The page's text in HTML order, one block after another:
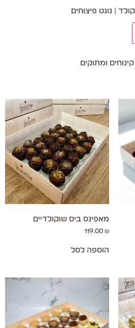
| נוגט פיצוחים
קינוחים ומתוקים
מאפינס ביס שוקולדיים
119.00₪
הוספה לסל